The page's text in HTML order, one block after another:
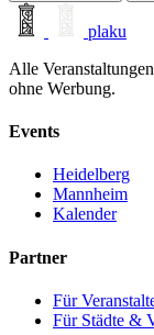
plaku
Alle
ohne Werbung.
Events
Heidelberg
Mannheim
Kalender
Partner
Für
Für Städte &